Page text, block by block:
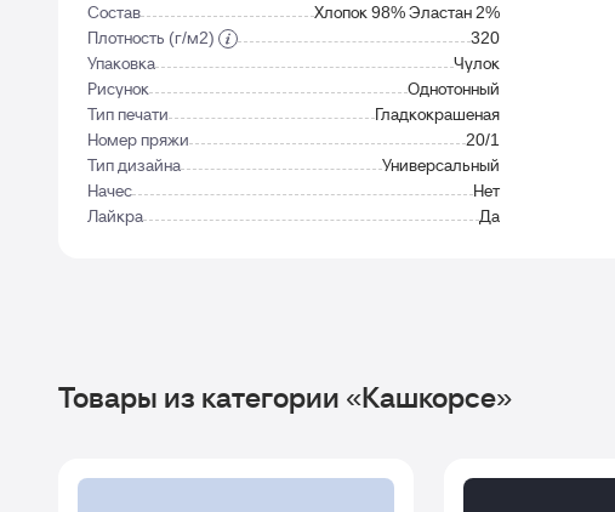
Состав
Хлопок 98% Эластан 2%
Плотность (г/м2)
320
Упаковка
Чулок
Рисунок
Однотонный
Тип печати
Гладкокрашеная
Номер пряжи
20/1
Тип дизайна
Универсальный
Начес
Нет
Лайкра
Да
Товары из категории «Кашкорсе»